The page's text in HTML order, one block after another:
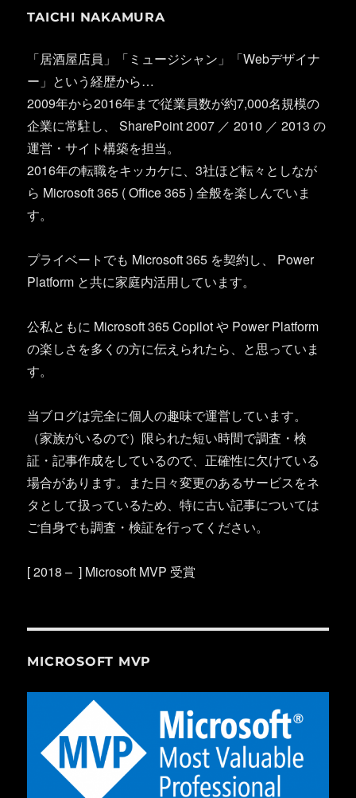
TAICHI NAKAMURA
「居酒屋店員」「ミュージシャン」「Webデザイナ
ー」という経歴から…
2009年から2016年まで従業員数が約7,000名規模の
企業に常駐し、 SharePoint 2007 ／ 2010 ／ 2013 の
運営・サイト構築を担当。
2016年の転職をキッカケに、3社ほど転々としなが
ら Microsoft 365 ( Office 365 ) 全般を楽しんでいま
す。
プライベートでも Microsoft 365 を契約し、 Power
Platform と共に家庭内活用しています。
公私ともに Microsoft 365 Copilot や Power Platform
の楽しさを多くの方に伝えられたら、と思っていま
す。
当ブログは完全に個人の趣味で運営しています。
（家族がいるので）限られた短い時間で調査・検
証・記事作成をしているので、正確性に欠けている
場合があります。また日々変更のあるサービスをネ
タとして扱っているため、特に古い記事については
ご自身でも調査・検証を行ってください。
[ 2018 – ] Microsoft MVP 受賞
MICROSOFT MVP